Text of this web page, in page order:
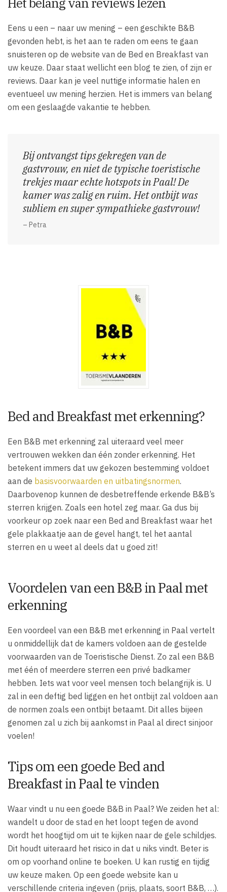
Eens u een – naar uw mening – een geschikte B&B
gevonden hebt, is het aan te raden om eens te gaan
snuisteren op de website van de Bed en Breakfast van
uw keuze. Daar staat wellicht een blog te zien, of zijn er
reviews. Daar kan je veel nuttige informatie halen en
eventueel uw mening herzien. Het is immers van belang
om een geslaagde vakantie te hebben.
Bij ontvangst tips gekregen van de
gastvrouw, en niet de typische toeristische
trekjes maar echte hotspots in Paal! De
kamer was zalig en ruim. Het ontbijt was
subliem en super sympathieke gastvrouw!
– Petra
Bed and Breakfast met erkenning?
Een B&B met erkenning zal uiteraard veel meer
vertrouwen wekken dan één zonder erkenning. Het
betekent immers dat uw gekozen bestemming voldoet
aan de basisvoorwaarden en uitbatingsnormen.
Daarbovenop kunnen de desbetreffende erkende B&B’s
sterren krijgen. Zoals een hotel zeg maar. Ga dus bij
voorkeur op zoek naar een Bed and Breakfast waar het
gele plakkaatje aan de gevel hangt, tel het aantal
sterren en u weet al deels dat u goed zit!
Voordelen van een B&B in Paal met
erkenning
Een voordeel van een B&B met erkenning in Paal vertelt
u onmiddellijk dat de kamers voldoen aan de gestelde
voorwaarden van de Toeristische Dienst. Zo zal een B&B
met één of meerdere sterren een privé badkamer
hebben. Iets wat voor veel mensen toch belangrijk is. U
zal in een deftig bed liggen en het ontbijt zal voldoen aan
de normen zoals een ontbijt betaamt. Dit alles bijeen
genomen zal u zich bij aankomst in Paal al direct sinjoor
voelen!
Tips om een goede Bed and
Breakfast in Paal te vinden
Waar vindt u nu een goede B&B in Paal? We zeiden het al:
wandelt u door de stad en het loopt tegen de avond
wordt het hoogtijd om uit te kijken naar de gele schildjes.
Dit houdt uiteraard het risico in dat u niks vindt. Beter is
om op voorhand online te boeken. U kan rustig en tijdig
uw keuze maken. Op een goede website kan u
verschillende criteria ingeven (prijs, plaats, soort B&B, …).